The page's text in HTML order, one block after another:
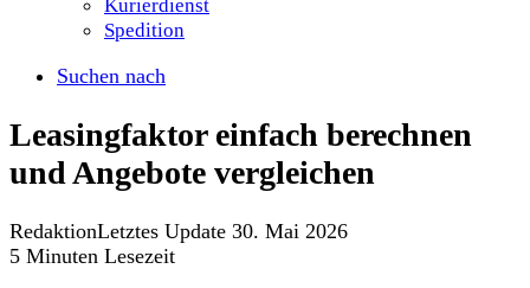
Kurierdienst
Spedition
Suchen nach
Leasingfaktor einfach berechnen
und Angebote vergleichen
RedaktionLetztes Update 30. Mai 2026
5 Minuten Lesezeit